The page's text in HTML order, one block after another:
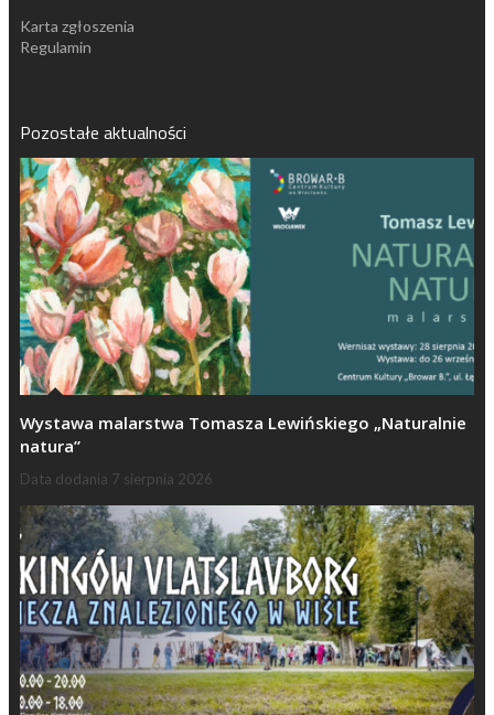
Karta zgłoszenia
Regulamin
Pozostałe aktualności
Wystawa malarstwa Tomasza Lewińskiego „Naturalnie
natura”
Data dodania 7 sierpnia 2026